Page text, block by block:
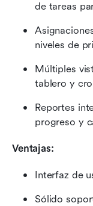
de tareas
niveles de
Múltiples
tablero y
Reportes
progreso y
Ventajas:
Interfaz de
Sólido